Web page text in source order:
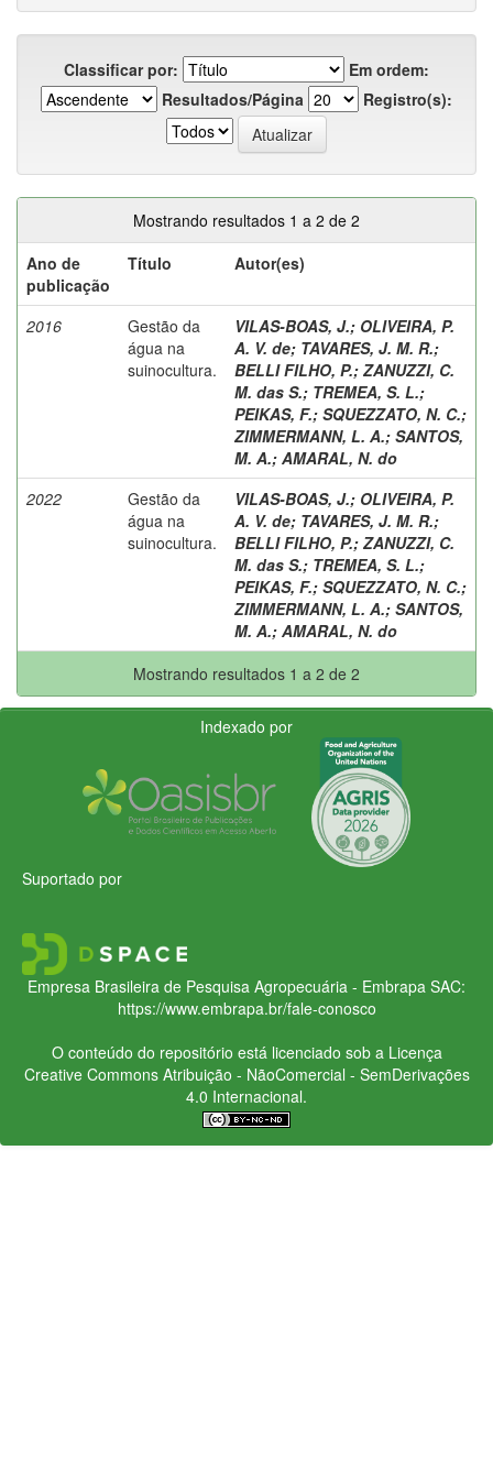
Classificar por:
Em ordem:
Resultados/Página
Registro(s):
Mostrando resultados 1 a 2 de 2
Ano de
publicação
Título Autor(es)
2016
Gestão da
água na
suinocultura.
VILAS-BOAS, J.; OLIVEIRA, P.
A. V. de; TAVARES, J. M. R.;
BELLI FILHO, P.; ZANUZZI, C.
M. das S.; TREMEA, S. L.;
PEIKAS, F.; SQUEZZATO, N. C.;
ZIMMERMANN, L. A.; SANTOS,
M. A.; AMARAL, N. do
2022
Gestão da
água na
suinocultura.
VILAS-BOAS, J.; OLIVEIRA, P.
A. V. de; TAVARES, J. M. R.;
BELLI FILHO, P.; ZANUZZI, C.
M. das S.; TREMEA, S. L.;
PEIKAS, F.; SQUEZZATO, N. C.;
ZIMMERMANN, L. A.; SANTOS,
M. A.; AMARAL, N. do
Mostrando resultados 1 a 2 de 2
Indexado por
Suportado por
Empresa Brasileira de Pesquisa Agropecuária - Embrapa SAC:
https://www.embrapa.br/fale-conosco
O conteúdo do repositório está licenciado sob a Licença
Creative CommonsAtribuição - NãoComercial - SemDerivações
4.0 Internacional.